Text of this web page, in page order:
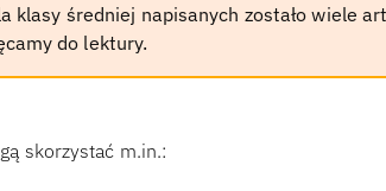
klasy średniej napisanych zostało wiele
do lektury.
skorzystać m.in.: